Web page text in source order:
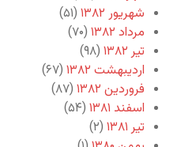
شهریور ۱۳۸۲
(۵۱)
مرداد ۱۳۸۲
(۷۰)
تیر ۱۳۸۲
(۹۸)
اردیبهشت ۱۳۸۲
(۶۷)
فروردین ۱۳۸۲
(۸۷)
اسفند ۱۳۸۱
(۵۴)
تیر ۱۳۸۱
(۲)